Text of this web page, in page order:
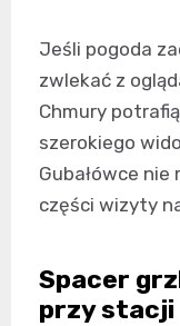
Jeśli pogoda
zwlekać z
Chmury
szerokiego
Gubałówce nie
części wizyty
Spacer
przy stacji